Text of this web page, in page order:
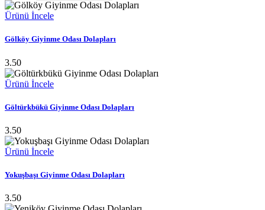
Ürünü İncele
Gölköy Giyinme Odası Dolapları
3.50
Ürünü İncele
Göltürkbükü Giyinme Odası Dolapları
3.50
Ürünü İncele
Yokuşbaşı Giyinme Odası Dolapları
3.50